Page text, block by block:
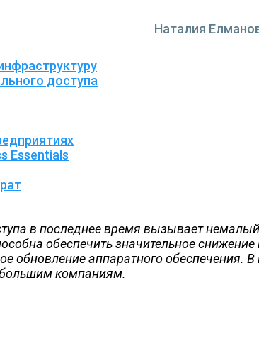
Наталия
доступа
Essentials
в последнее время вызывает
обеспечить значительное
обновление аппаратного
компаниям.